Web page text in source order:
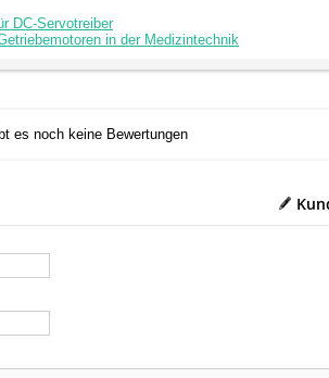
DC-Servotreiber
in der Medizintechnik
es noch keine Bewertungen